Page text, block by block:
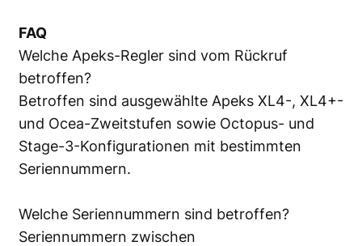
FAQ
Welche Apeks-Regler sind vom Rückruf
betroffen?
Betroffen sind ausgewählte Apeks XL4-, XL4+-
und Ocea-Zweitstufen sowie Octopus- und
Stage-3-Konfigurationen mit bestimmten
Seriennummern.
Welche Seriennummern sind betroffen?
Seriennummern zwischen